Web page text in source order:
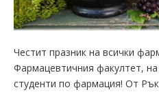
Честит празник на всички
Фармацевтичния факултет,
студенти по фармация! От